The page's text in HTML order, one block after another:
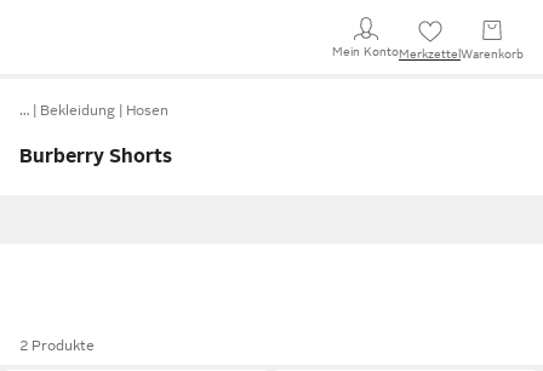
Mein KontoMerkzettel Warenkorb
… Bekleidung Hosen
Burberry Shorts
2 Produkte